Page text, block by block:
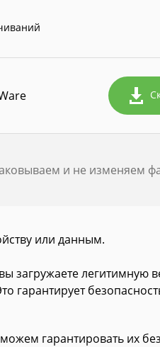
и не изменяем
или данным.
загружаете легитимную
гарантирует
гарантировать их